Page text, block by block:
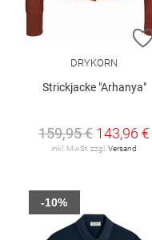
DRYKORN
Strickjacke "Arhanya"
159,95 € 143,96 €
inkl. MwSt. zzgl. Versand
-10%